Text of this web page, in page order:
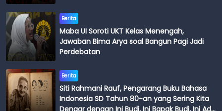
Berita
Maba UI Soroti UKT Kelas Menengah,
Jawaban Bima Arya soal Bangun Pagi Jadi
Perdebatan
Berita
Siti Rahmani Rauf, Pengarang Buku Bahasa
Indonesia SD Tahun 80-an yang Sering Kita
Dengar dengan Ini Budi, Ini Bapak Budi, Ini Adik